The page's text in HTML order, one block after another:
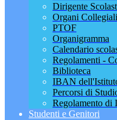
Dirigente
Organi Collegiali
PTOF
Organigramma
Calendario
Regolamenti -
Biblioteca
IBAN
Percorsi di
Regolamento di
Studenti e Genitori